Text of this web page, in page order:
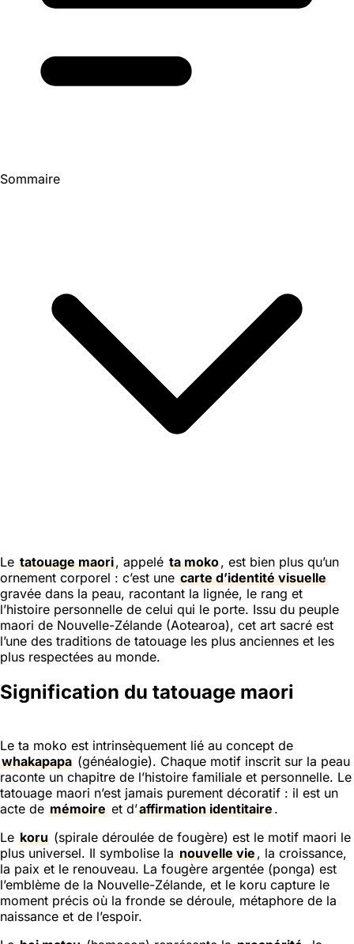
Sommaire
Le tatouage maori, appelé ta moko, est bien plus qu’un
ornement corporel : c’est une carte d’identité visuelle
gravée dans la peau, racontant la lignée, le rang et
l’histoire personnelle de celui qui le porte. Issu du peuple
maori de Nouvelle-Zélande (Aotearoa), cet art sacré est
l’une des traditions de tatouage les plus anciennes et les
plus respectées au monde.
Signification du tatouage maori
Le ta moko est intrinsèquement lié au concept de
whakapapa (généalogie). Chaque motif inscrit sur la peau
raconte un chapitre de l’histoire familiale et personnelle. Le
tatouage maori n’est jamais purement décoratif : il est un
acte de mémoire et d’affirmation identitaire.
Le koru (spirale déroulée de fougère) est le motif maori le
plus universel. Il symbolise la nouvelle vie, la croissance,
la paix et le renouveau. La fougère argentée (ponga) est
l’emblème de la Nouvelle-Zélande, et le koru capture le
moment précis où la fronde se déroule, métaphore de la
naissance et de l’espoir.